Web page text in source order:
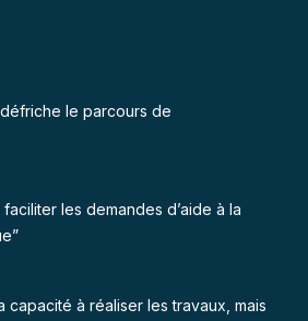
le parcours de
les demandes d’aide à la
capacité à réaliser les travaux, mais